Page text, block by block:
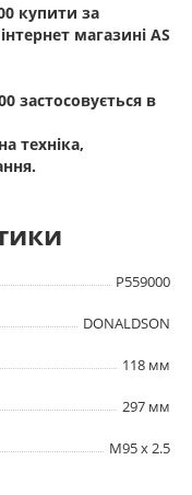
купити за
магазині AS
застосовується в
техніка,
P559000
DONALDSON
118 мм
297 мм
M95 x 2.5